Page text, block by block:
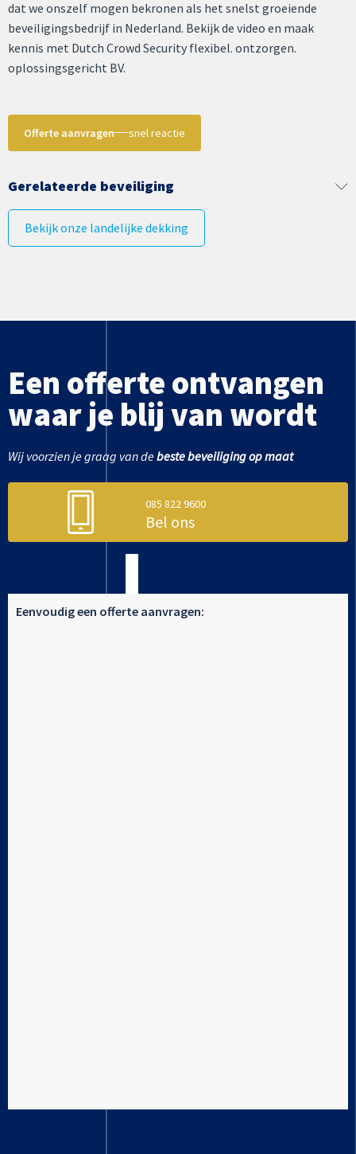
dat we onszelf mogen bekronen als het snelst groeiende
beveiligingsbedrijf in Nederland. Bekijk de video en maak
kennis met Dutch Crowd Security flexibel. ontzorgen.
oplossingsgericht BV.
Offerte aanvragen snel reactie
Gerelateerde beveiliging
Bekijk onze landelijke dekking
Een offerte ontvangen
waar je blij van wordt
Wij voorzien je graag van debeste beveiliging op maat
085 822 9600
Bel ons
Eenvoudig een offerte aanvragen: